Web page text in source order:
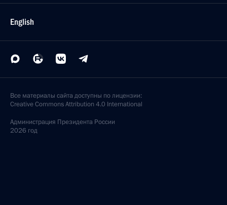
English
Все материалы сайта доступны по лицензии:
Creative Commons Attribution 4.0 International
Администрация Президента России
2026 год